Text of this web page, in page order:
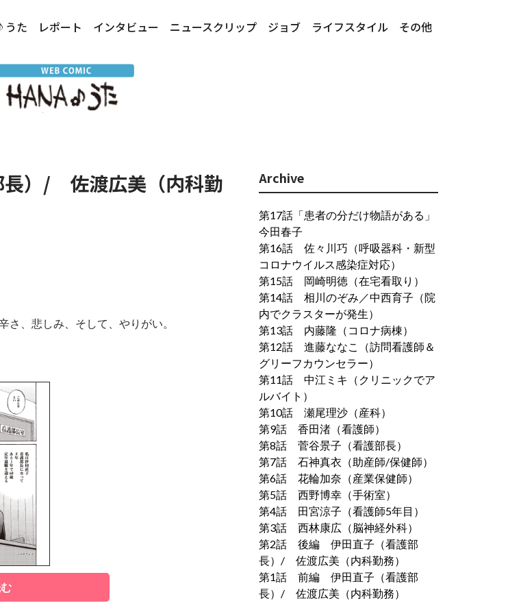
うた レポート インタビュー ニュースクリップ ジョブ ライフスタイル その他
）/ 佐渡広美（内科勤
、悲しみ、そして、やりがい。
Archive
第17話「患者の分だけ物語がある」
今田春子
第16話 佐々川巧（呼吸器科・新型
コロナウイルス感染症対応）
第15話 岡崎明徳（在宅看取り）
第14話 相川のぞみ／中西育子（院
内でクラスターが発生）
第13話 内藤隆（コロナ病棟）
第12話 進藤ななこ（訪問看護師＆
グリーフカウンセラー）
第11話 中江ミキ（クリニックでア
ルバイト）
第10話 瀬尾理沙（産科）
第9話 香田渚（看護師）
第8話 菅谷景子（看護部長）
第7話 石神真衣（助産師/保健師）
第6話 花輪加奈（産業保健師）
第5話 西野博幸（手術室）
第4話 田宮涼子（看護師5年目）
第3話 西林康広（脳神経外科）
第2話 後編 伊田直子（看護部
長）/ 佐渡広美（内科勤務）
第1話 前編 伊田直子（看護部
長）/ 佐渡広美（内科勤務）